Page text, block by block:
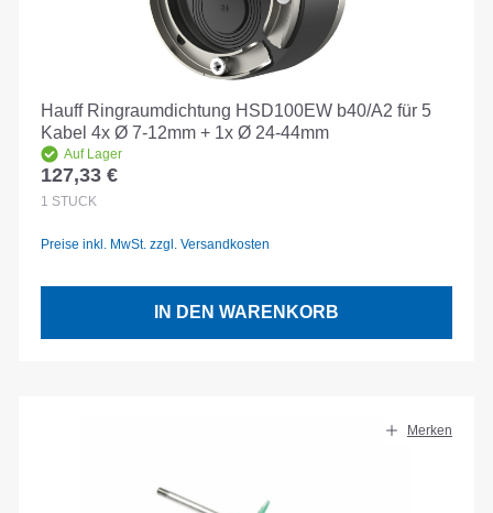
Hauff Ringraumdichtung HSD100EW b40/A2 für 5
Kabel 4x Ø 7-12mm + 1x Ø 24-44mm
Auf Lager
Regulärer Preis:
127,33 €
1 STÜCK
Preise inkl. MwSt. zzgl. Versandkosten
IN DEN WARENKORB
Merken